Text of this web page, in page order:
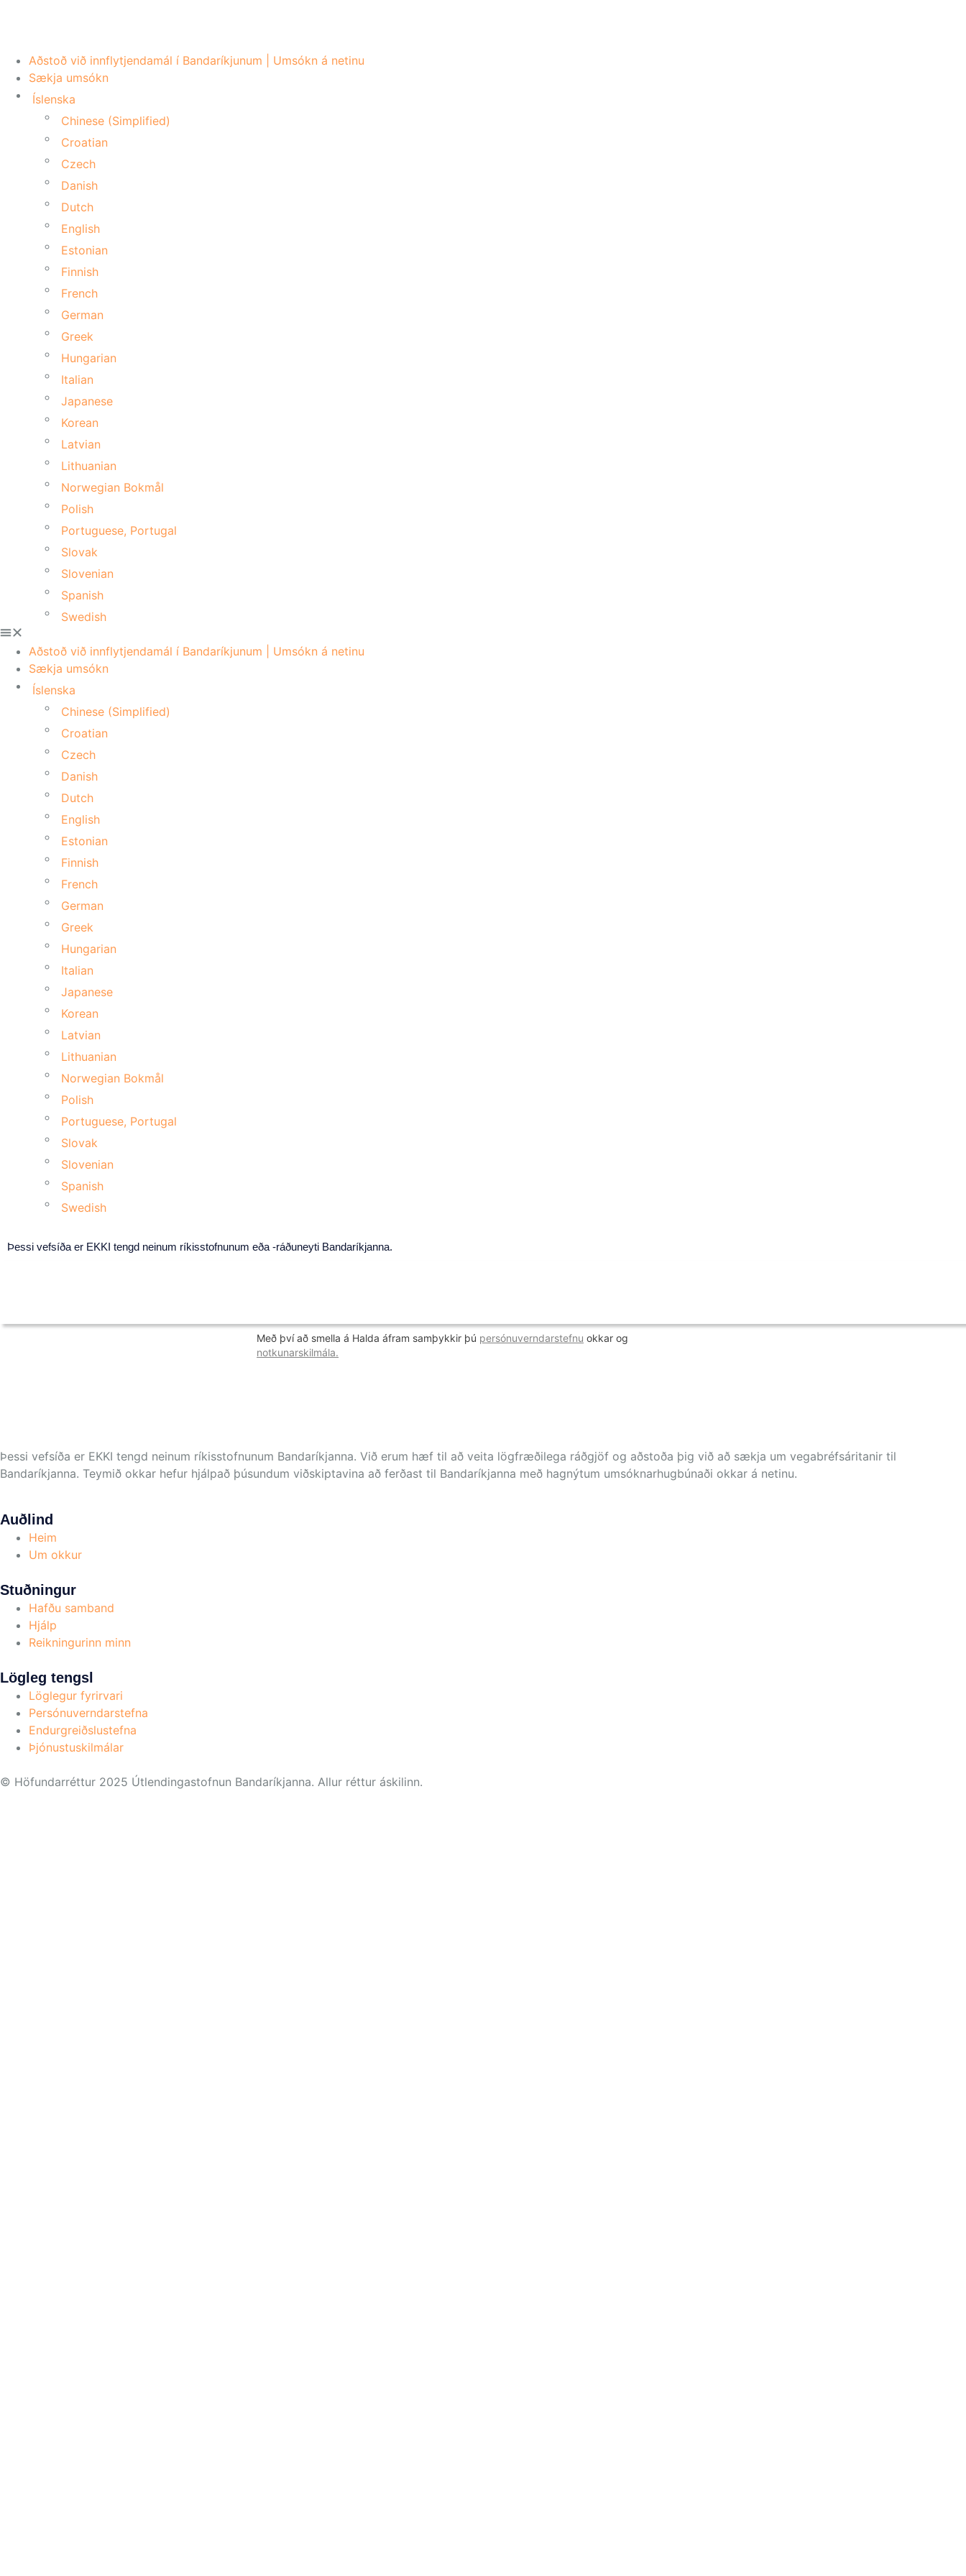
Aðstoð við innflytjendamál í Bandaríkjunum | Umsókn á netinu
Sækja umsókn
Íslenska
Chinese (Simplified)
Croatian
Czech
Danish
Dutch
English
Estonian
Finnish
French
German
Greek
Hungarian
Italian
Japanese
Korean
Latvian
Lithuanian
Norwegian Bokmål
Polish
Portuguese, Portugal
Slovak
Slovenian
Spanish
Swedish
Aðstoð við innflytjendamál í Bandaríkjunum | Umsókn á netinu
Sækja umsókn
Íslenska
Chinese (Simplified)
Croatian
Czech
Danish
Dutch
English
Estonian
Finnish
French
German
Greek
Hungarian
Italian
Japanese
Korean
Latvian
Lithuanian
Norwegian Bokmål
Polish
Portuguese, Portugal
Slovak
Slovenian
Spanish
Swedish
Þessi vefsíða er EKKI tengd neinum ríkisstofnunum eða -ráðuneyti Bandaríkjanna.
Með því að smella á Halda áfram samþykkir þú persónuverndarstefnu okkar og
notkunarskilmála.
Þessi vefsíða er EKKI tengd neinum ríkisstofnunum Bandaríkjanna. Við erum hæf til að veita lögfræðilega ráðgjöf og aðstoða þig við að sækja um vegabréfsáritanir til
Bandaríkjanna. Teymið okkar hefur hjálpað þúsundum viðskiptavina að ferðast til Bandaríkjanna með hagnýtum umsóknarhugbúnaði okkar á netinu.
Auðlind
Heim
Um okkur
Stuðningur
Hafðu samband
Hjálp
Reikningurinn minn
Lögleg tengsl
Löglegur fyrirvari
Persónuverndarstefna
Endurgreiðslustefna
Þjónustuskilmálar
© Höfundarréttur 2025 Útlendingastofnun Bandaríkjanna. Allur réttur áskilinn.